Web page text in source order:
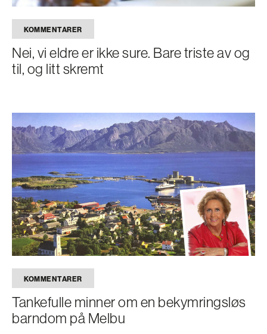
KOMMENTARER
Nei, vi eldre er ikke sure. Bare triste av og
til, og litt skremt
KOMMENTARER
Tankefulle minner om en bekymringsløs
barndom på Melbu